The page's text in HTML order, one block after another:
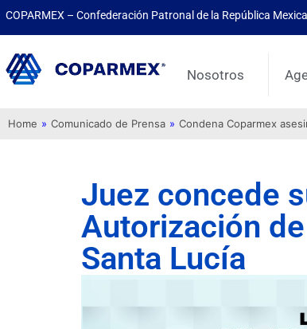
COPARMEX – Confederación Patronal de la República
Nosotros
Home » Comunicado de Prensa » Condena Coparmex
Juez concede
Autorización
Santa Lucía